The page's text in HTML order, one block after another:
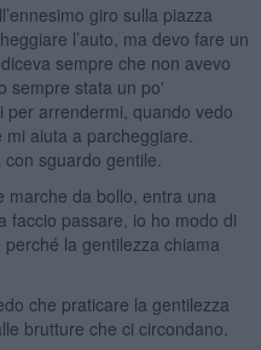
giro sulla piazza
l’auto, ma devo fare un
sempre che non avevo
sempre stata un po'
per arrendermi, quando vedo
aiuta a parcheggiare.
sguardo gentile.
marche da bollo, entra una
faccio passare, io ho modo di
la gentilezza chiama
che praticare la gentilezza
brutture che ci circondano.